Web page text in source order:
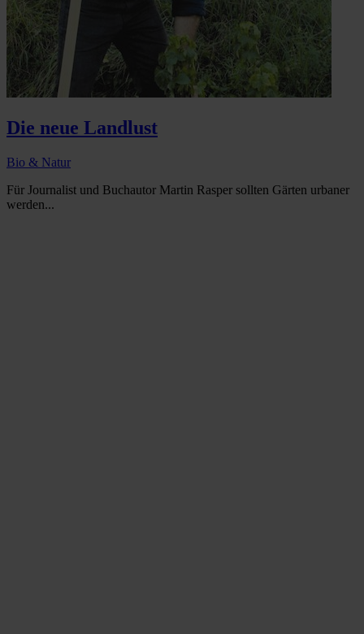
Die neue Landlust
Bio & Natur
Für Journalist und Buchautor Martin Rasper sollten Gärten urbaner
werden...